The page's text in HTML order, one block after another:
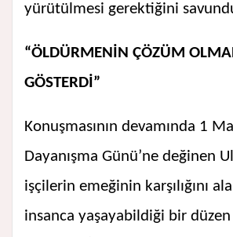
yürütülmesi gerektiğini
“ÖLDÜRMENİN ÇÖZÜM
GÖSTERDİ”
Konuşmasının devamında 1
Dayanışma Günü’ne değinen
işçilerin emeğinin karşılığını
insanca yaşayabildiği bir